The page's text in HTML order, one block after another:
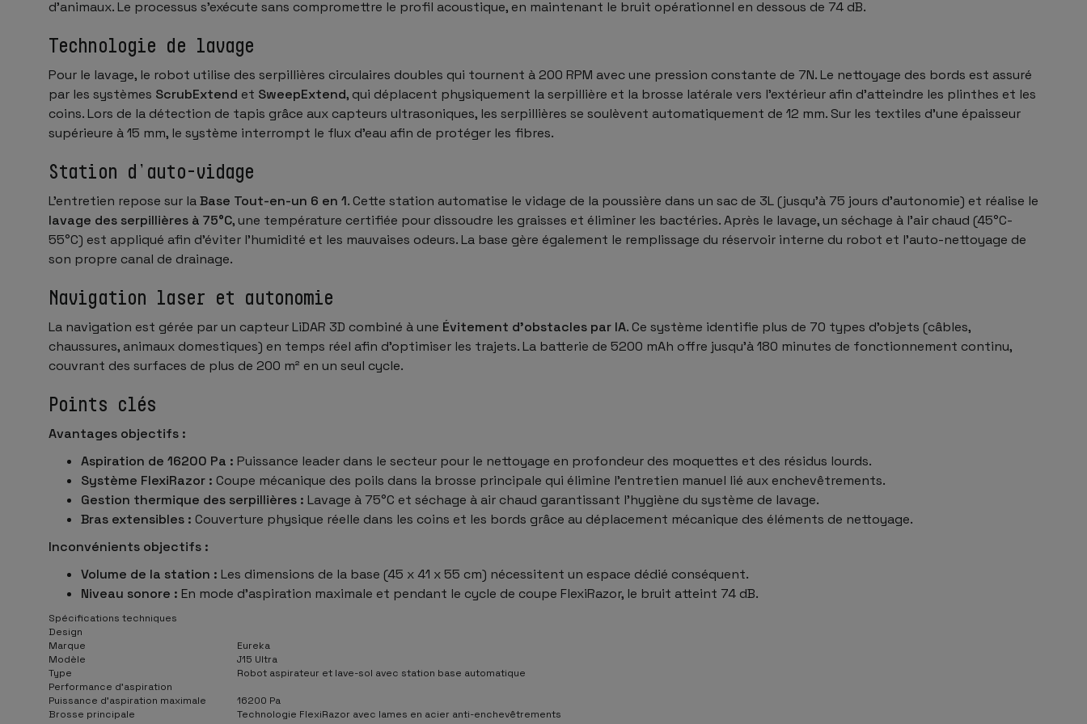
d’animaux. Le processus s’exécute sans compromettre le profil acoustique, en maintenant le bruit opérationnel en dessous de 74 dB.
Technologie de lavage
Pour le lavage, le robot utilise des serpillières circulaires doubles qui tournent à 200 RPM avec une pression constante de 7N. Le nettoyage des bords est assuré
par les systèmes ScrubExtend et SweepExtend, qui déplacent physiquement la serpillière et la brosse latérale vers l’extérieur afin d’atteindre les plinthes et les
coins. Lors de la détection de tapis grâce aux capteurs ultrasoniques, les serpillières se soulèvent automatiquement de 12 mm. Sur les textiles d’une épaisseur
supérieure à 15 mm, le système interrompt le flux d’eau afin de protéger les fibres.
Station d’auto-vidage
L’entretien repose sur laBase Tout-en-un 6 en 1. Cette station automatise le vidage de la poussière dans un sac de 3L (jusqu’à 75 jours d’autonomie) et réalise le
lavage des serpillières à 75°C, une température certifiée pour dissoudre les graisses et éliminer les bactéries. Après le lavage, un séchage à l’air chaud (45°C-
55°C) est appliqué afin d’éviter l’humidité et les mauvaises odeurs. La base gère également le remplissage du réservoir interne du robot et l’auto-nettoyage de
son propre canal de drainage.
Navigation laser et autonomie
La navigation est gérée par un capteur LiDAR 3D combiné à une Évitement d’obstacles par IA. Ce système identifie plus de 70 types d’objets (câbles,
chaussures, animaux domestiques) en temps réel afin d’optimiser les trajets. La batterie de 5200 mAh offre jusqu’à 180 minutes de fonctionnement continu,
couvrant des surfaces de plus de 200 m² en un seul cycle.
Points clés
Avantages objectifs :
Aspiration de 16200 Pa : Puissance leader dans le secteur pour le nettoyage en profondeur des moquettes et des résidus lourds.
Système FlexiRazor : Coupe mécanique des poils dans la brosse principale qui élimine l’entretien manuel lié aux enchevêtrements.
Gestion thermique des serpillières : Lavage à 75°C et séchage à air chaud garantissant l’hygiène du système de lavage.
Bras extensibles : Couverture physique réelle dans les coins et les bords grâce au déplacement mécanique des éléments de nettoyage.
Inconvénients objectifs :
Volume de la station : Les dimensions de la base (45 x 41 x 55 cm) nécessitent un espace dédié conséquent.
Niveau sonore : En mode d’aspiration maximale et pendant le cycle de coupe FlexiRazor, le bruit atteint 74 dB.
Spécifications techniques
Design
Marque
Eureka
Modèle
J15 Ultra
Type
Robot aspirateur et lave-sol avec station base automatique
Performance d’aspiration
Puissance d’aspiration maximale
16200 Pa
Brosse principale
Technologie FlexiRazor avec lames en acier anti-enchevêtrements